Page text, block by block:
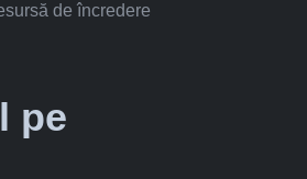
de încredere
pe